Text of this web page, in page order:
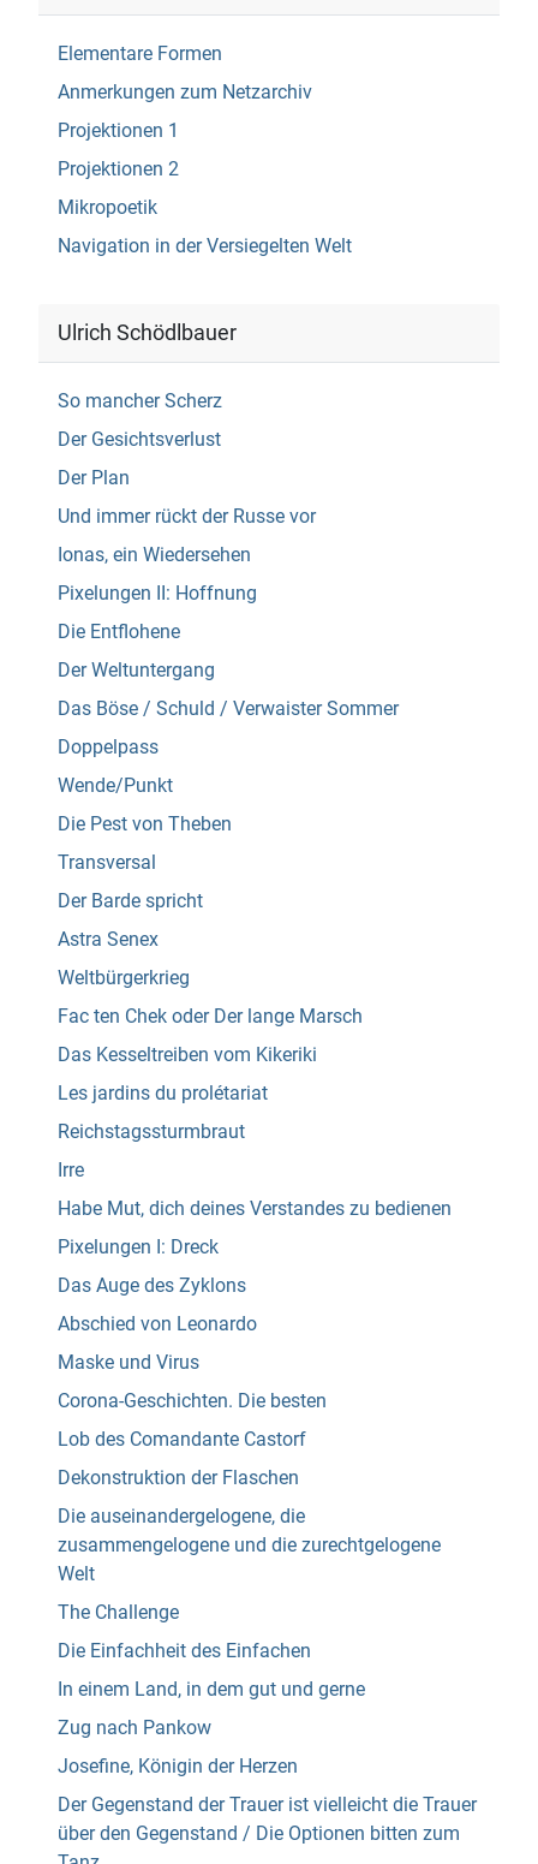
Elementare Formen
Anmerkungen zum Netzarchiv
Projektionen 1
Projektionen 2
Mikropoetik
Navigation in der Versiegelten Welt
Ulrich Schödlbauer
So mancher Scherz
Der Gesichtsverlust
Der Plan
Und immer rückt der Russe vor
Ionas, ein Wiedersehen
Pixelungen II: Hoffnung
Die Entflohene
Der Weltuntergang
Das Böse / Schuld / Verwaister Sommer
Doppelpass
Wende/Punkt
Die Pest von Theben
Transversal
Der Barde spricht
Astra Senex
Weltbürgerkrieg
Fac ten Chek oder Der lange Marsch
Das Kesseltreiben vom Kikeriki
Les jardins du prolétariat
Reichstagssturmbraut
Irre
Habe Mut, dich deines Verstandes zu bedienen
Pixelungen I: Dreck
Das Auge des Zyklons
Abschied von Leonardo
Maske und Virus
Corona-Geschichten. Die besten
Lob des Comandante Castorf
Dekonstruktion der Flaschen
Die auseinandergelogene, die
zusammengelogene und die zurechtgelogene
Welt
The Challenge
Die Einfachheit des Einfachen
In einem Land, in dem gut und gerne
Zug nach Pankow
Josefine, Königin der Herzen
Der Gegenstand der Trauer ist vielleicht die Trauer
über den Gegenstand / Die Optionen bitten zum